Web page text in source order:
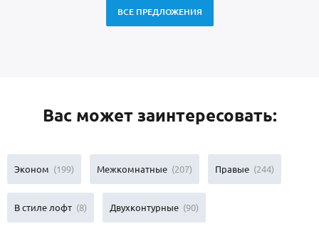
ВСЕ ПРЕДЛОЖЕНИЯ
Вас может заинтересовать:
Эконом (199) Межкомнатные (207) Правые (244)
В стиле лофт (8) Двухконтурные (90)